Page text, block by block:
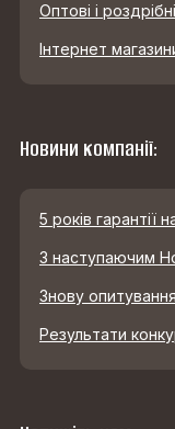
Оптові і
Інтернет
Новини компанії:
5 років гарантії
З наступаючим
Знову
Результати